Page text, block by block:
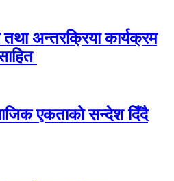
तथा अन्तरक्रिया कार्यक्रम
एकताको सन्देश दिँदै